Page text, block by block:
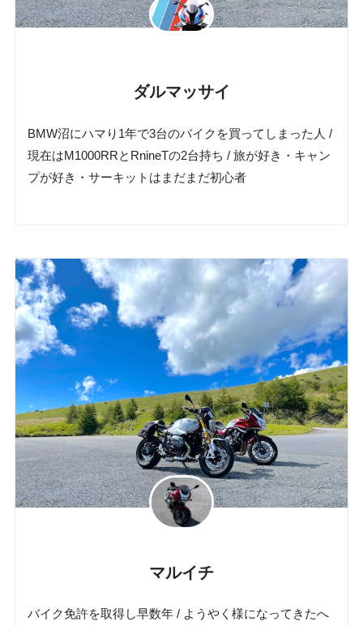
ダルマッサイ
BMW沼にハマり1年で3台のバイクを買ってしまった人 /
現在はM1000RRとRnineTの2台持ち / 旅が好き・キャン
プが好き・サーキットはまだまだ初心者
マルイチ
バイク免許を取得し早数年 / ようやく様になってきたへ